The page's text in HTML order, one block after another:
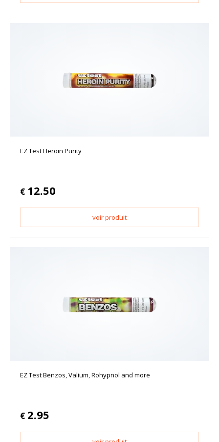
EZ Test Heroin Purity
€ 12.50
voir produit
EZ Test Benzos, Valium, Rohypnol and more
€ 2.95